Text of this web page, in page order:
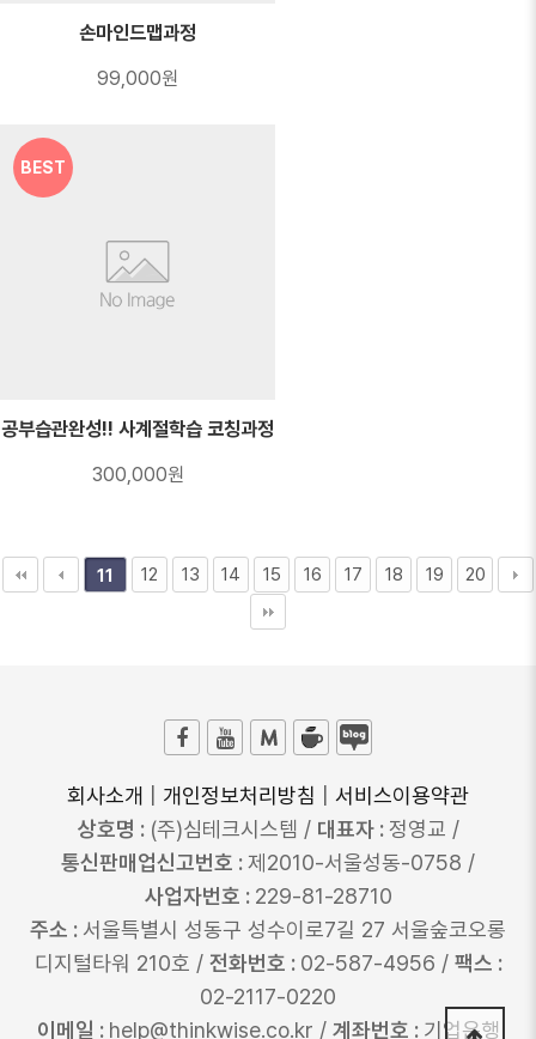
손마인드맵과정
99,000원
공부습관완성!! 사계절학습 코칭과정
300,000원
BEST
11 12 13 14 15 16 17 18 19 20
회사소개 개인정보처리방침
서비스이용약관
상호명 : (주)심테크시스템 / 대표자 :정영교 /
통신판매업신고번호 :제2010-서울성동-0758 /
사업자번호 : 229-81-28710
주소 : 서울특별시 성동구 성수이로7길 27 서울숲코오롱
디지털타워 210호 / 전화번호 : 02-587-4956 / 팩스 :
02-2117-0220
이메일 : help@thinkwise.co.kr / 계좌번호 : 기업은행